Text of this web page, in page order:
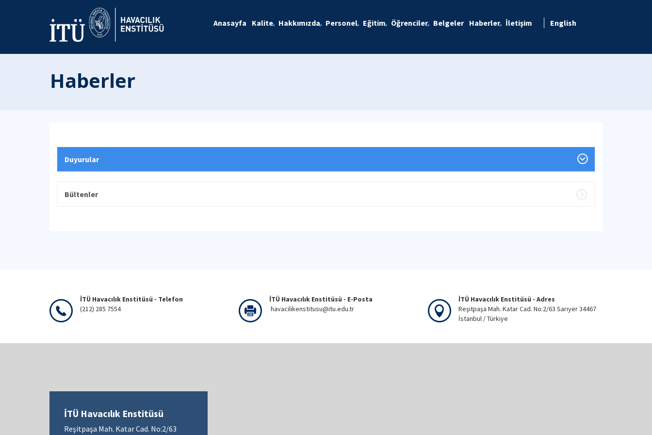
Anasayfa Kalite Hakkımızda Personel Eğitim Öğrenciler Belgeler Haberler İletişim English
Haberler
Duyurular
Bültenler
İTÜ Havacılık Enstitüsü - Telefon
(212) 285 7554
İTÜ Havacılık Enstitüsü - E-Posta
havacilikenstitusu@itu.edu.tr
İTÜ Havacılık Enstitüsü - Adres
Reşitpaşa Mah. Katar Cad. No:2/63 Sarıyer 34467
İstanbul / Türkiye
İTÜ Havacılık Enstitüsü
Reşitpaşa Mah. Katar Cad. No:2/63